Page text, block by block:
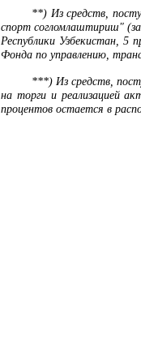
**) Из средств,
спорт согломлаштириш" (за
Республики Узбекистан, 5
Фонда по управлению,
***) Из средств,
на торги и реализацией
процентов остается в